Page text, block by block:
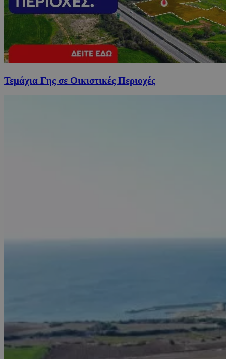
Τεμάχια Γης σε Οικιστικές Περιοχές